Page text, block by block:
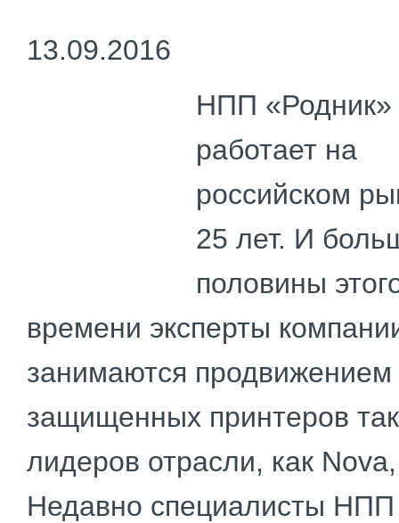
13.09.2016
НПП «Родник»
работает на
российском
25 лет. И
половины
времени эксперты
занимаются продвижением
защищенных принтеров
лидеров отрасли, как
Недавно специалисты НПП